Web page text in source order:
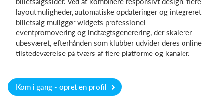
layoutmuligheder, automatiske opdateringer og integreret
billetsalg muliggør widgets professionel
eventpromovering og indtægtsgenerering, der skalerer
ubesværet, efterhånden som klubber udvider deres online
tilstedeværelse på tværs af flere platforme og kanaler.
Kom i gang - opret en profil